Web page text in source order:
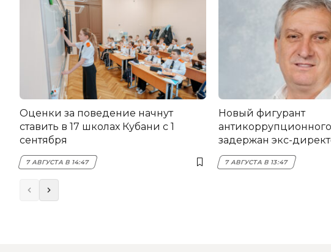
Оценки за поведение начнут
ставить в 17 школах Кубани с 1
сентября
7 АВГУСТА В 14:47
Новый фигурант
задержан экс-
НЭСК Крымска
7 АВГУСТА В 13:47